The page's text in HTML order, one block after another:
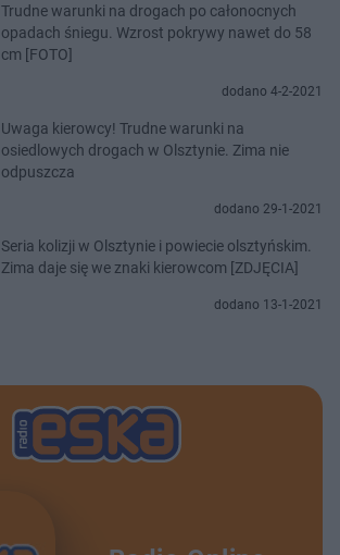
Trudne warunki na drogach po całonocnych
opadach śniegu. Wzrost pokrywy nawet do 58
cm [FOTO]
dodano 4-2-2021
Uwaga kierowcy! Trudne warunki na
osiedlowych drogach w Olsztynie. Zima nie
odpuszcza
dodano 29-1-2021
Seria kolizji w Olsztynie i powiecie olsztyńskim.
Zima daje się we znaki kierowcom [ZDJĘCIA]
dodano 13-1-2021